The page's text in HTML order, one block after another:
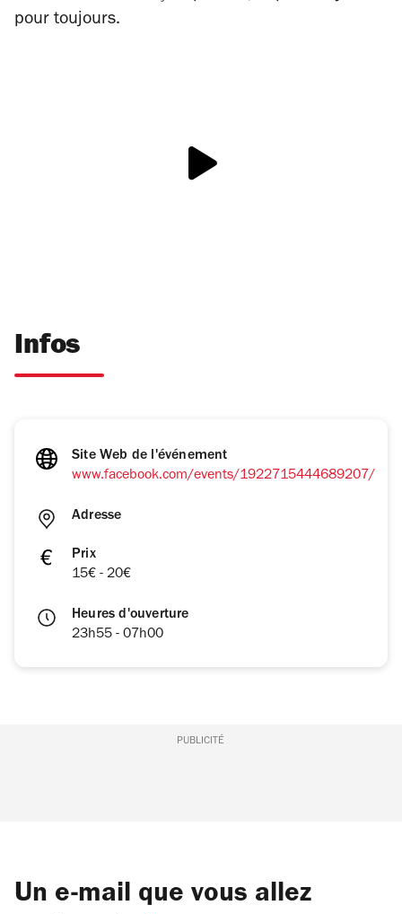
pour toujours.
Infos
Site Web de l'événement
www.facebook.com/events/1922715444689207/
Adresse
Prix
15€ - 20€
Heures d'ouverture
23h55 - 07h00
PUBLICITÉ
Un e-mail que vous allez